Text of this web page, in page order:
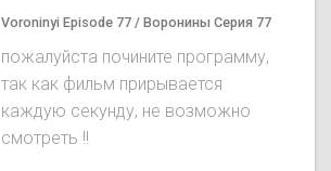
Voroninyi Episode 77 / Воронины Серия 77
пожалуйста почините программу,
так как фильм прирывается
каждую секунду, не возможно
смотреть !!